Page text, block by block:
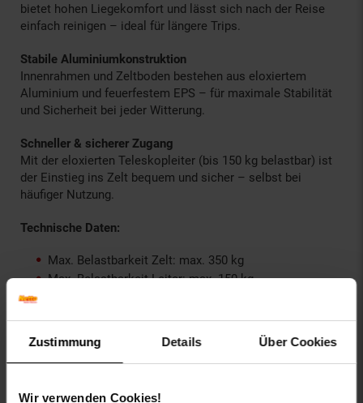
Zustimmung Details Über Cookies
Wir verwenden Cookies!
bietet hohen Liegekomfort und lässt sich nach der Reise
einfach reinigen – ideal für längere Trips.
Stabile Aluminiumkonstruktion
Innenrahmen und Zeltboden bestehen aus eloxiertem
Aluminium und feuerfestem EPS – für maximale Stabilität
und Sicherheit bei jeder Witterung.
Schneller & sicherer Zugang
Mit der eloxierten Teleskopleiter (bis 150 kg belastbar) ist
der Einstieg ins Zelt bequem und sicher – selbst bei
häufiger Nutzung.
Technische Daten:
Max. Belastbarkeit Zelt: max. 350 kg
Max. Belastbarkeit Leiter: max. 150 kg
Gewicht: 43 kg